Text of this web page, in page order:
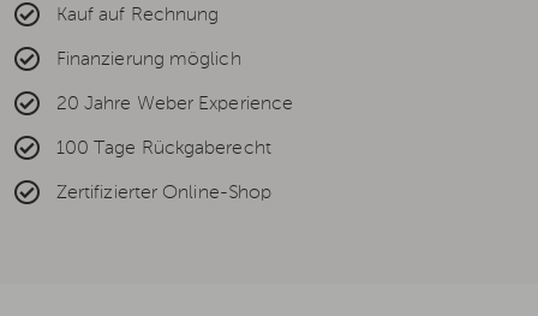
Kauf auf Rechnung
Finanzierung möglich
20 Jahre Weber Experience
100 Tage Rückgaberecht
Zertifizierter Online-Shop